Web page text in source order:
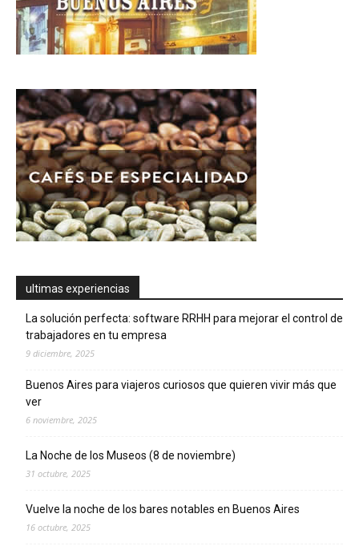
ultimas experiencias
La solución perfecta: software RRHH para mejorar el control de
trabajadores en tu empresa
9 diciembre, 2025
Buenos Aires para viajeros curiosos que quieren vivir más que
ver
6 noviembre, 2025
La Noche de los Museos (8 de noviembre)
31 octubre, 2025
Vuelve la noche de los bares notables en Buenos Aires
16 octubre, 2025